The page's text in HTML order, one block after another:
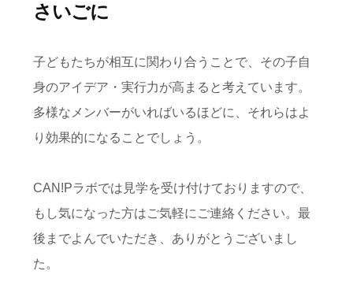
さいごに
子どもたちが相互に関わり合うことで、その子自
身のアイデア・実行力が高まると考えています。
多様なメンバーがいればいるほどに、それらはよ
り効果的になることでしょう。
CAN!Pラボでは見学を受け付けておりますので、
もし気になった方はご気軽にご連絡ください。最
後までよんでいただき、ありがとうございまし
た。